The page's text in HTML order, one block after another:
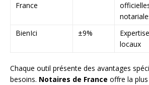
France
BienIci ±9%
locaux
Chaque outil présente des avantages
besoins. Notaires de France offre la